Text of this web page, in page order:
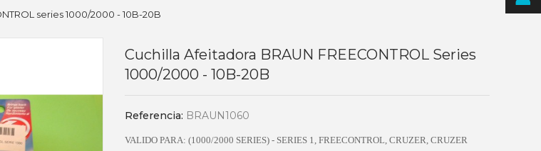
series 1000/2000 - 10B-20B
Cuchilla Afeitadora BRAUN FREECONTROL Series
1000/2000 - 10B-20B
Referencia: BRAUN1060
VALIDO PARA: (1000/2000 SERIES) - SERIES 1, FREECONTROL, CRUZER, CRUZER